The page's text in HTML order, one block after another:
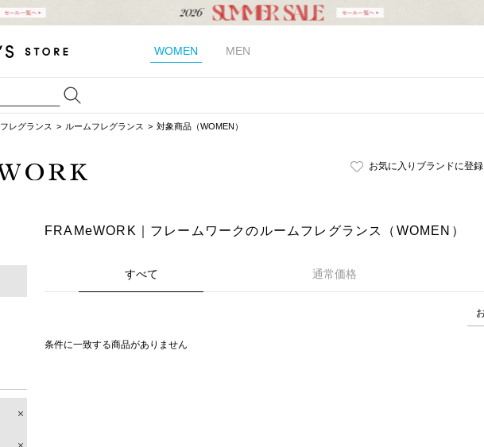
WOMEN MEN
フレグランス ルームフレグランス 対象商品（WOMEN）
お気に入りブランドに登録
FRAMeWORK｜フレームワークのルームフレグランス（WOMEN）
すべて 通常価格
条件に一致する商品がありません